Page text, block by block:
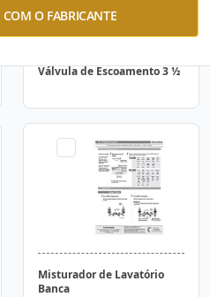
COM O FABRICANTE
Válvula de Escoamento 3 ½
Misturador de Lavatório
Banca